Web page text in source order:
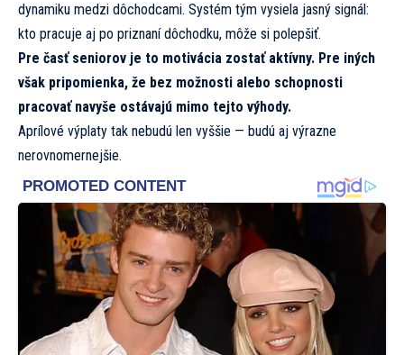
dynamiku medzi dôchodcami. Systém tým vysiela jasný signál:
kto pracuje aj po priznaní dôchodku, môže si polepšiť.
Pre časť seniorov je to motivácia zostať aktívny. Pre iných
však pripomienka, že bez možnosti alebo schopnosti
pracovať navyše ostávajú mimo tejto výhody.
Aprílové výplaty tak nebudú len vyššie — budú aj výrazne
nerovnomernejšie.